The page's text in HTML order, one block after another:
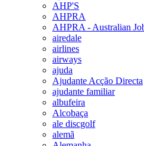
AHP'S
AHPRA
AHPRA - Australian
airedale
airlines
airways
ajuda
Ajudante Acção Directa
ajudante familiar
albufeira
Alcobaça
ale discgolf
alemã